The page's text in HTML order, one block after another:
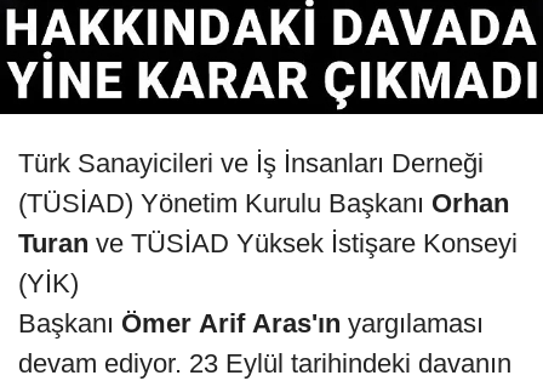
Türk Sanayicileri ve İş İnsanları Derneği
(TÜSİAD) Yönetim Kurulu Başkanı Orhan
Turan ve TÜSİAD Yüksek İstişare Konseyi
(YİK)
Başkanı Ömer Arif Aras'ın yargılaması
devam ediyor. 23 Eylül tarihindeki davanın